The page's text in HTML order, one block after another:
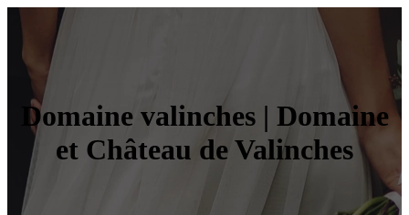
Domaine valinches | Domaine
et Château de Valinches